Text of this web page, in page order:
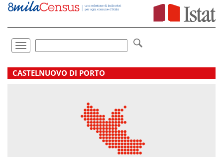
Vai
direttamente
Toggle
navigation
.
CASTELNUOVO DI PORTO